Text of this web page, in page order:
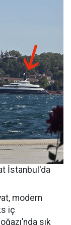
İstanbul'da
modern
iç
sık